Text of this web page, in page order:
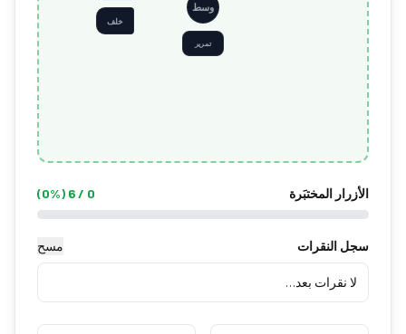
وسط
تمرير
خلف
الأزرار المختبَرة 0
/
6
(
0%)
سجل النقرات مسح
لا نقرات بعد…